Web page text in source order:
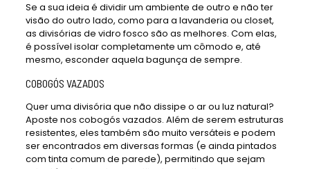
Se a sua ideia é dividir um ambiente de outro e não ter
visão do outro lado, como para a lavanderia ou closet,
as divisórias de vidro fosco são as melhores. Com elas,
é possível isolar completamente um cômodo e, até
mesmo, esconder aquela bagunça de sempre.
COBOGÓS VAZADOS
Quer uma divisória que não dissipe o ar ou luz natural?
Aposte nos cobogós vazados. Além de serem estruturas
resistentes, eles também são muito versáteis e podem
ser encontrados em diversas formas (e ainda pintados
com tinta comum de parede), permitindo que sejam